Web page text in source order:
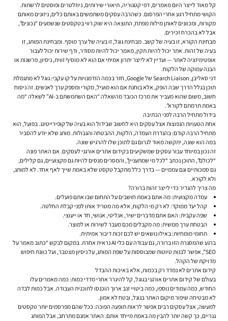
קל מאוד לייצר היום מאמרים, דפי קטגוריה, תיאורי שירותים, ניוזלטרים ופוסטים לרשתות.
הקושי מתחיל רגע אחרי הפרסום. כשהרבה עסקים משתמשים באותם כלים, ניזונים מאותם
מקורות, ומכוונים לאותן מילות מפתח, התוצאה היא שוק רווי בטקסטים שנשמעים “נכונים”,
אבל לא בהכרח זכירים.
מבחינת הקורא, זו בעיה של קשב. מבחינת גוגל, זו בעיה של ערך מוסף. ומבחינת המותג, זו
בעיה של זהות. אתר יכול להיות תקין, מאמר יכול להיות מסודר, ודף שירות יכול לעבור
אופטימיזציה לאתר — ועדיין לא לייצר יתרון אמיתי אם הוא לא מוסיף זווית, ניסיון, פרשנות או
הבנה עמוקה של הלקוח.
דני סאליבן, Search Liaison של Google, חזר בכמה הזדמנויות על קו עקבי: גוגל לא מתגמלת
תוכן בגלל הדרך שבה הופק, אלא בוחנת אם הוא מועיל, מקורי ומספק ערך לאנשים. זה ניסוח
חשוב, משום שהוא מעביר את מרכז הכובד מהשאלה “האם השתמשתם ב-AI” לשאלה “מה
באמת תרמתם לקורא”.
בידול מתחיל הרבה לפני הכתיבה
אחת הטעויות הנפוצות אצל עסקים היא לחשוב שבידול הוא בעיה של קופירייטינג. בפועל, הוא
מתחיל הרבה קודם: בהגדרת העמדה, הלקוח, ההבטחה והגבולות. מותג שלא יודע להסביר
במה הוא שונה, יתקשה מאוד לגרום גם לתוכן שלו להרגיש שונה.
זה נכון במיוחד עבור עסקים שמשקיעים בקידום אתרים אורגני לעסקים. אם האתר פונה
“לכולם”, התוכן נכתב “לכל מי שמתעניין”, והמסרים מנסים להיות גם מקצועיים, גם קלילים,
גם סמכותיים וגם עממיים — בדרך כלל מתקבל טקסט שלא באמת שייך לאף אחד. לא למותג,
ולא לקורא.
מה צריך להגדיר כדי לייצר זהות ברורה?
עמדה מקצועית:מה אתם באמת חושבים על התחום שבו אתם פועלים.
קהל יעד ממוקד:לא רק מי הלקוח, אלא מה מטריד אותו לפני קבלת החלטה.
שפה עקבית: האם אתם מדברים ישיר, אנליטי, אנושי, חד או ייעוצי.
הבטחת ערך ממשית:מה מקבלים מכם מעבר לשירות או למוצר.
תחומי מומחיות: באילו נושאים יש לכם זכות דיבור אמיתית.
ברגע שהמסגרת הזו ברורה, גם עבודה עם כלי AI נראית אחרת. במקום לבקש “כתוב מאמר על
SEO”, אפשר לבנות טיוטות שמבוססות על שפת המותג, על ניסיון מצטבר, ועל כוונת חיפוש
מדויקת של הקהל.
קידום אתרים לא נמדד רק בכמות, אלא באיכות ההבדל
בעולם של קידום אתרים אורגני בגוגל, קל להיגרר אחרי מדדי כמות: כמה מאמרים עלו
החודש, כמה עמודים נוספו, כמה ביטויי זנב ארוך הוכנסו לתוכנית העבודה. אבל כמות לבדה
לא מבטיחה שיפור מיקום האתר בגוגל, ובטח לא אמון.
למעשה, אצל עסקים רבים אפשר לראות תופעה הפוכה: ככל שהם מפרסמים יותר טקסטים
גנריים, כך קשה יותר להבין מה באמת מייחד אותם. האתר אמנם מתרחב, אבל המותג